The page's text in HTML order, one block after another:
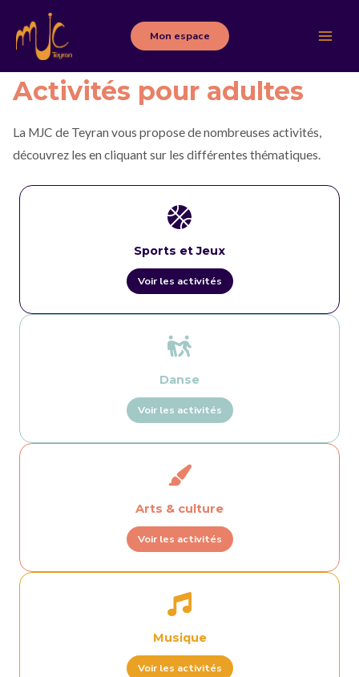
contenu
Mon espace
Activités pour adultes
La MJC de Teyran vous propose de nombreuses activités,
découvrez les en cliquant sur les différentes thématiques.
Sports et Jeux
Voir les activités
Danse
Voir les activités
Arts & culture
Voir les activités
Musique
Voir les activités